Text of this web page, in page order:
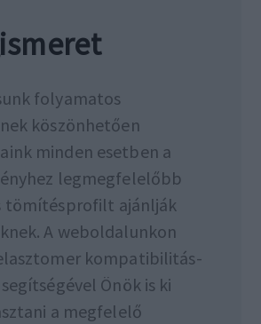
folyamatos
köszönhetően
minden esetben a
legmegfelelőbb
tömítésprofilt ajánlják
A weboldalunkon
kompatibilitás-
Önök is ki
a megfelelő